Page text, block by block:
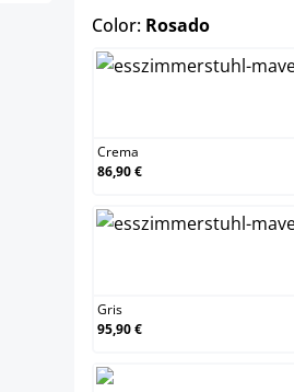
Color: Rosadoselect
Crema
86,90 €
Gris
95,90 €